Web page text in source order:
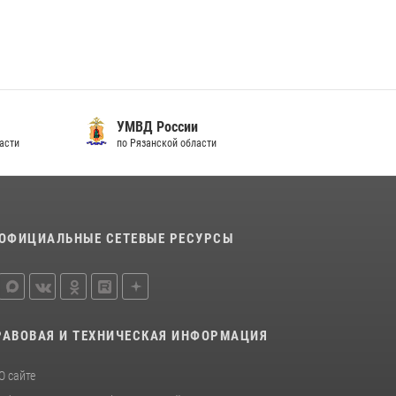
23 июля 2026, 09:02
Рязанским росгвардейцам провели лекции о
Крещении Руси
УМВД России
по Рязанской области
СЕТЕВЫЕ РЕСУРСЫ
И ТЕХНИЧЕСКАЯ ИНФОРМАЦИЯ
О сайте